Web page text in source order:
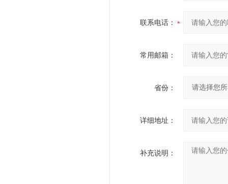
联系电话：
常用邮箱：
省份：
详细地址：
补充说明：